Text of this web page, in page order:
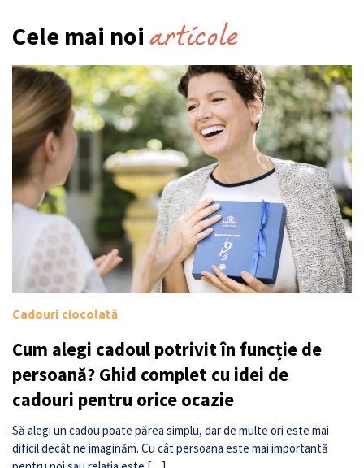
Cele mai noi articole
Cadouri ciocolată
Cum alegi cadoul potrivit în funcție de
persoană? Ghid complet cu idei de
cadouri pentru orice ocazie
Să alegi un cadou poate părea simplu, dar de multe ori este mai
dificil decât ne imaginăm. Cu cât persoana este mai importantă